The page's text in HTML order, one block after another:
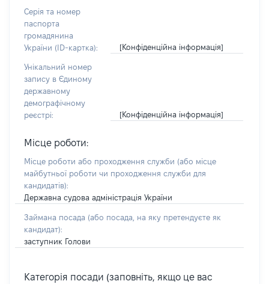
Серія та номер
паспорта
громадянина
України (ID-картка):
[Конфіденційна інформація]
Унікальний номер
запису в Єдиному
державному
демографічному
реєстрі:
[Конфіденційна інформація]
Місце роботи:
Місце роботи або проходження служби (або місце
майбутньої роботи чи проходження служби для
кандидатів):
Державна судова адміністрація України
Займана посада (або посада, на яку претендуєте як
кандидат):
заступник Голови
Категорія посади (заповніть, якщо це вас